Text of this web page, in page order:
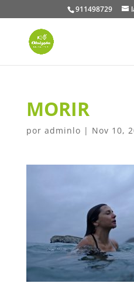
911498729
MORIR
por adminlo | Nov 10,